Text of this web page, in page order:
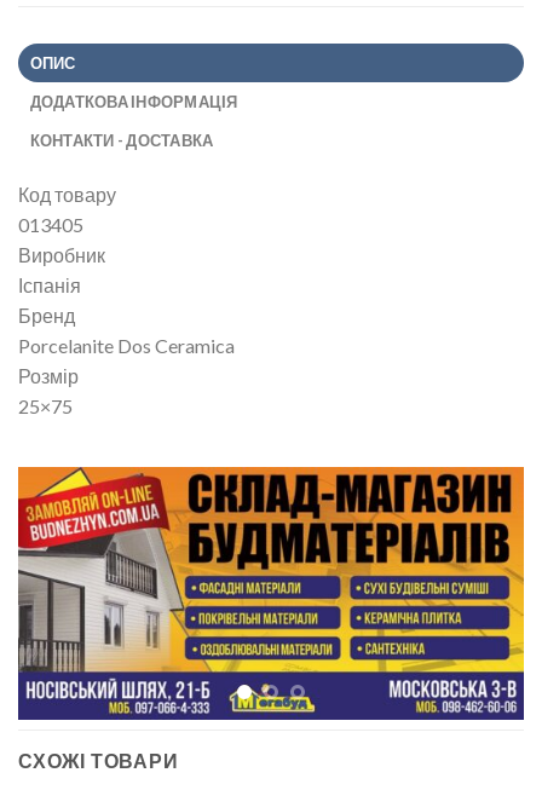
ОПИС
ДОДАТКОВА ІНФОРМАЦІЯ
КОНТАКТИ - ДОСТАВКА
Код товару
013405
Виробник
Іспанія
Бренд
Porcelanite Dos Ceramica
Розмір
25×75
СХОЖІ ТОВАРИ